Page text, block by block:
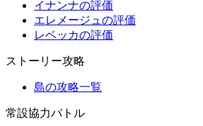
イナンナの評価
エレメージュの評価
レベッカの評価
ストーリー攻略
島の攻略一覧
常設協力バトル